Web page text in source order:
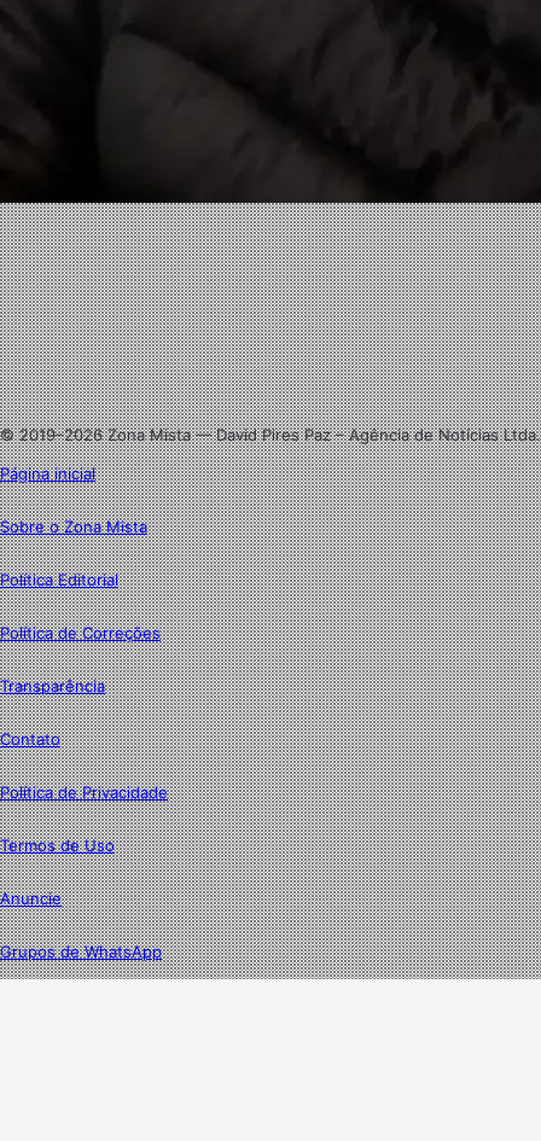
Facebook
X
Linkedin
Instagram
© 2019–2026 Zona Mista — David Pires Paz – Agência de Notícias Ltda.
Página inicial
Sobre o Zona Mista
Política Editorial
Política de Correções
Transparência
Contato
Política de Privacidade
Termos de Uso
Anuncie
Grupos de WhatsApp